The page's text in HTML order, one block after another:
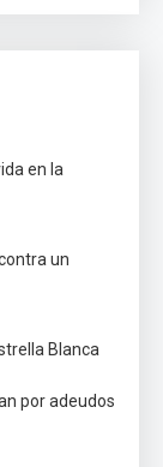
en la
un
Blanca
por adeudos